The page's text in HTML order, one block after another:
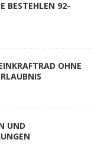
BESTEHLEN 92-
OHNE
UND